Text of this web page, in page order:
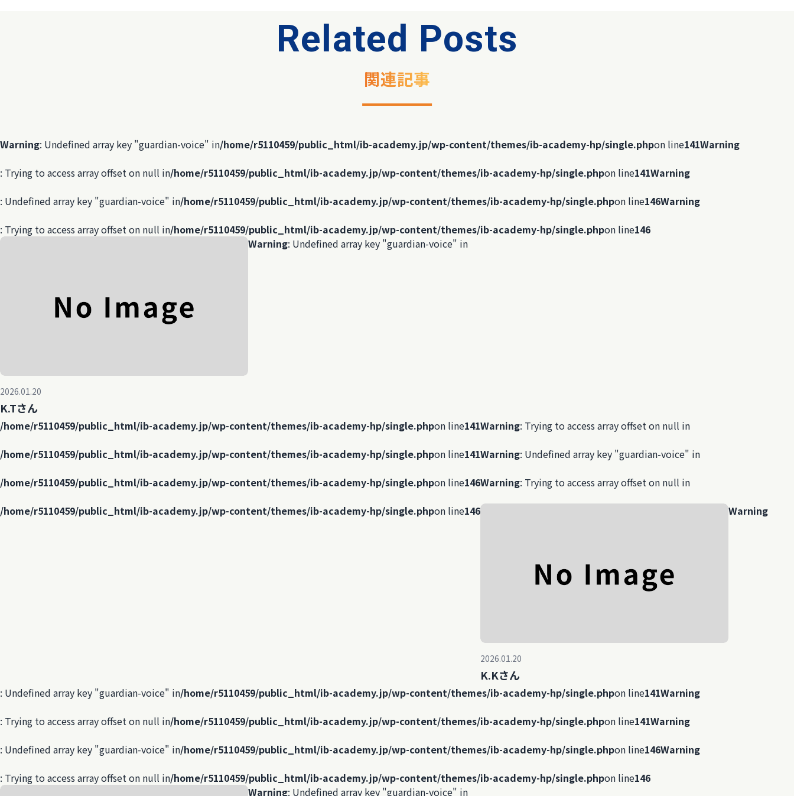
Related Posts
関連記事
Warning: Undefined array key "guardian-voice" in/home/r5110459/public_html/ib-academy.jp/wp-content/themes/ib-academy-hp/single.phpon line141Warning
: Trying to access array offset on null in/home/r5110459/public_html/ib-academy.jp/wp-content/themes/ib-academy-hp/single.phpon line141Warning
: Undefined array key "guardian-voice" in/home/r5110459/public_html/ib-academy.jp/wp-content/themes/ib-academy-hp/single.phpon line146Warning
: Trying to access array offset on null in/home/r5110459/public_html/ib-academy.jp/wp-content/themes/ib-academy-hp/single.phpon line146
2026.01.20
K.Tさん
Warning: Undefined array key "guardian-voice" in
/home/r5110459/public_html/ib-academy.jp/wp-content/themes/ib-academy-hp/single.phpon line141Warning: Trying to access array offset on null in
/home/r5110459/public_html/ib-academy.jp/wp-content/themes/ib-academy-hp/single.phpon line141Warning: Undefined array key "guardian-voice" in
/home/r5110459/public_html/ib-academy.jp/wp-content/themes/ib-academy-hp/single.phpon line146Warning: Trying to access array offset on null in
/home/r5110459/public_html/ib-academy.jp/wp-content/themes/ib-academy-hp/single.phpon line146
2026.01.20
K.Kさん
Warning
: Undefined array key "guardian-voice" in/home/r5110459/public_html/ib-academy.jp/wp-content/themes/ib-academy-hp/single.phpon line141Warning
: Trying to access array offset on null in/home/r5110459/public_html/ib-academy.jp/wp-content/themes/ib-academy-hp/single.phpon line141Warning
: Undefined array key "guardian-voice" in/home/r5110459/public_html/ib-academy.jp/wp-content/themes/ib-academy-hp/single.phpon line146Warning
: Trying to access array offset on null in/home/r5110459/public_html/ib-academy.jp/wp-content/themes/ib-academy-hp/single.phpon line146
Warning: Undefined array key "guardian-voice" in